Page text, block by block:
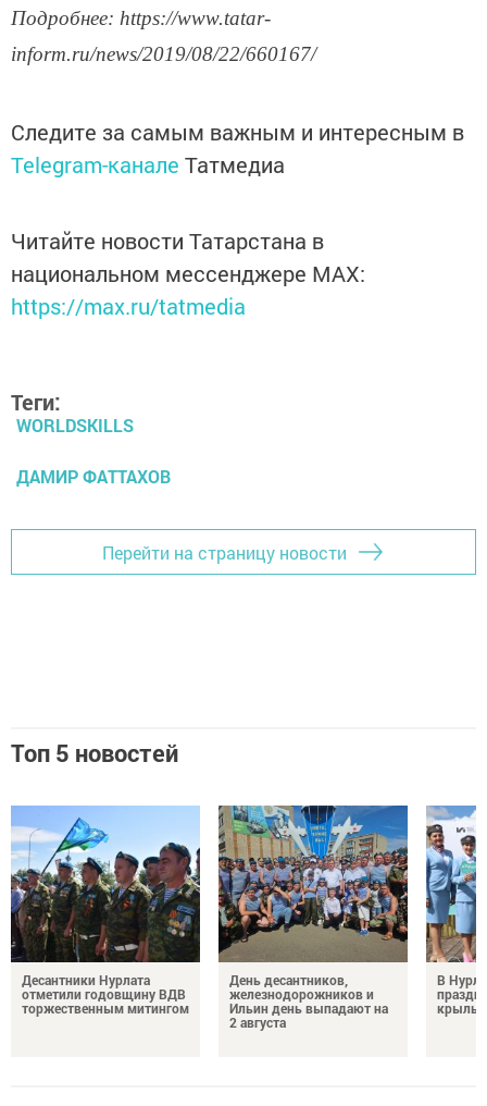
Подробнее: https://www.tatar-
inform.ru/news/2019/08/22/660167/
Следите за самым важным и интересным в
Telegram-канале Татмедиа
Читайте новости Татарстана в
национальном мессенджере MАХ:
https://max.ru/tatmedia
Теги:
WORLDSKILLS
ДАМИР ФАТТАХОВ
Перейти на страницу новости
Топ 5 новостей
Десантники Нурлата
отметили годовщину ВДВ
торжественным митингом
День десантников,
железнодорожников и
Ильин день выпадают на
2 августа
В